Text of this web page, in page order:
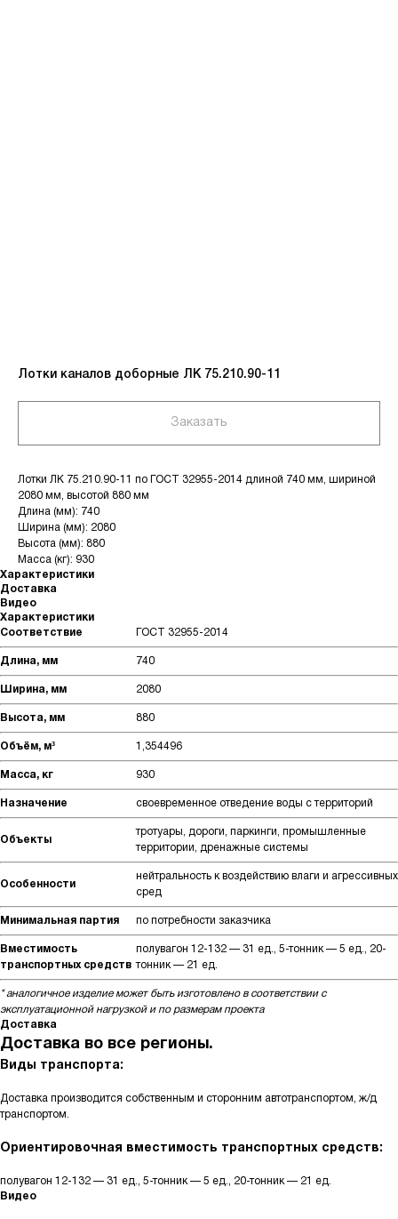
Лотки каналов доборные ЛК 75.210.90-11
Заказать
Лотки ЛК 75.210.90-11 по ГОСТ 32955-2014 длиной 740 мм, шириной
2080 мм, высотой 880 мм
Длина (мм): 740
Ширина (мм): 2080
Высота (мм): 880
Масса (кг): 930
Характеристики
Доставка
Видео
Характеристики
Соответствие
ГОСТ 32955-2014
Длина, мм 740
Ширина, мм 2080
Высота, мм 880
Объём, м³ 1,354496
Масса, кг 930
Назначение своевременное отведение воды с территорий
Объекты
тротуары, дороги, паркинги, промышленные
территории, дренажные системы
Особенности
нейтральность к воздействию влаги и агрессивных
сред
Минимальная партия по потребности заказчика
Вместимость
транспортных средств
полувагон 12-132 — 31 ед., 5-тонник — 5 ед., 20-
тонник — 21 ед.
* аналогичное изделие может быть изготовлено в соответствии с
эксплуатационной нагрузкой и по размерам проекта
Доставка
Доставка во все регионы.
Виды транспорта:
Доставка производится собственным и сторонним автотранспортом, ж/д
транспортом.
Ориентировочная вместимость транспортных средств:
полувагон 12-132 — 31 ед., 5-тонник — 5 ед., 20-тонник — 21 ед.
Видео